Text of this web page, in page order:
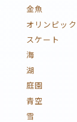
金魚
オリンピック
スケート
海
湖
庭園
青空
雪